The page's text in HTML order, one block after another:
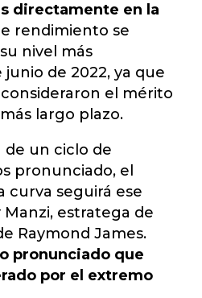
directamente en la
rendimiento se
nivel más
de 2022, ya que
el mérito
largo plazo.
de un ciclo de
pronunciado, el
curva seguirá ese
Manzi, estratega de
Raymond James.
pronunciado que
por el extremo